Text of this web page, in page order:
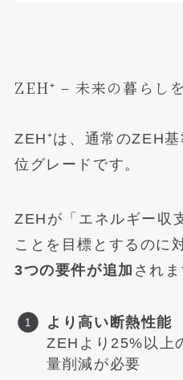
ZEH⁺ – 未来の暮らし
ZEH⁺は、通常のZEH
位グレードです。
ZEHが「エネルギー収
ことを目標とするのに
3つの要件が追加 されま
より高い断熱性能
ZEHより25%以上
量削減が必要